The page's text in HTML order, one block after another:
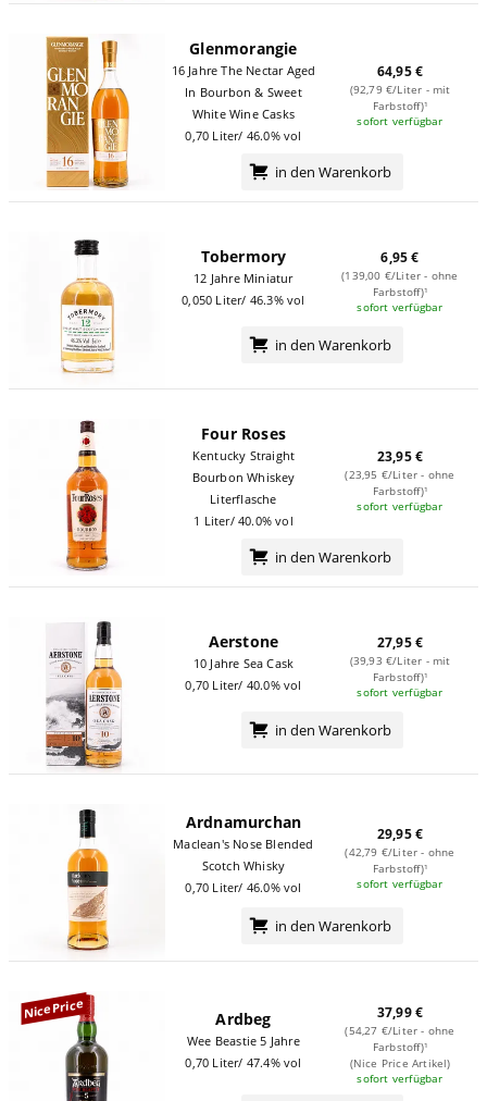
Glenmorangie
16 Jahre The Nectar Aged
In Bourbon & Sweet
White Wine Casks
0,70 Liter/ 46.0% vol
64,95 €
(92,79 €/Liter - mit
Farbstoff)¹
sofort verfügbar
in den Warenkorb
Tobermory
12 Jahre Miniatur
0,050 Liter/ 46.3% vol
6,95 €
(139,00 €/Liter - ohne
Farbstoff)¹
sofort verfügbar
in den Warenkorb
Four Roses
Kentucky Straight
Bourbon Whiskey
Literflasche
1 Liter/ 40.0% vol
23,95 €
(23,95 €/Liter - ohne
Farbstoff)¹
sofort verfügbar
in den Warenkorb
Aerstone
10 Jahre Sea Cask
0,70 Liter/ 40.0% vol
27,95 €
(39,93 €/Liter - mit
Farbstoff)¹
sofort verfügbar
in den Warenkorb
Ardnamurchan
Maclean's Nose Blended
Scotch Whisky
0,70 Liter/ 46.0% vol
29,95 €
(42,79 €/Liter - ohne
Farbstoff)¹
sofort verfügbar
in den Warenkorb
NicePrice Ardbeg
Wee Beastie 5 Jahre
0,70 Liter/ 47.4% vol
37,99 €
(54,27 €/Liter - ohne
Farbstoff)¹
(Nice Price Artikel)
sofort verfügbar